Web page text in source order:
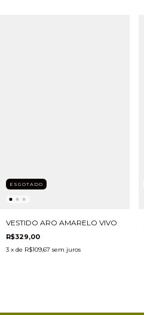
ESGOTADO
VESTIDO ARO AMARELO VIVO
R$329,00
3 x de R$109,67 sem juros